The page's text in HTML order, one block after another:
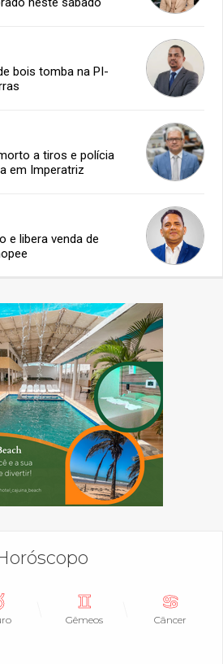
bois tomba na PI-
a tiros e polícia
em Imperatriz
e libera venda de
Gêmeos Câncer